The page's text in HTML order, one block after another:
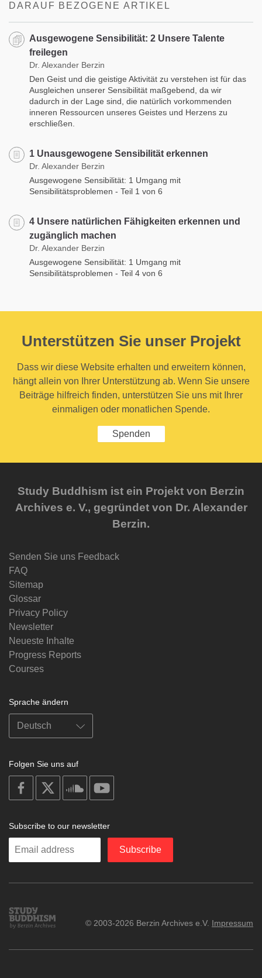
DARAUF BEZOGENE ARTIKEL
Ausgewogene Sensibilität: 2 Unsere Talente
freilegen
Dr. Alexander Berzin
Den Geist und die geistige Aktivität zu verstehen ist für das
Ausgleichen unserer Sensibilität maßgebend, da wir
dadurch in der Lage sind, die natürlich vorkommenden
inneren Ressourcen unseres Geistes und Herzens zu
erschließen.
1 Unausgewogene Sensibilität erkennen
Dr. Alexander Berzin
Ausgewogene Sensibilität: 1 Umgang mit
Sensibilitätsproblemen - Teil 1 von 6
4 Unsere natürlichen Fähigkeiten erkennen und
zugänglich machen
Dr. Alexander Berzin
Ausgewogene Sensibilität: 1 Umgang mit
Sensibilitätsproblemen - Teil 4 von 6
Unterstützen Sie unser Projekt
Dass wir diese Website erhalten und erweitern können,
hängt allein von Ihrer Unterstützung ab. Wenn Sie unsere
Beiträge hilfreich finden, unterstützen Sie uns mit Ihrer
einmaligen oder monatlichen Spende.
Spenden
Study Buddhism ist ein Projekt von Berzin
Archives e. V., gegründet von Dr. Alexander
Berzin.
Senden Sie uns Feedback
FAQ
Sitemap
Glossar
Privacy Policy
Newsletter
Neueste Inhalte
Progress Reports
Courses
Sprache ändern
Folgen Sie uns auf
on
facebook
soundcloud
Subscribe to our newsletter
Enter
Subscribe
Study
Buddhism
© 2003-2026 Berzin Archives e.V. Impressum